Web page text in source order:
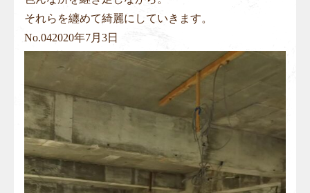
それらを纏めて綺麗にしていきます。
No.042020年7月3日